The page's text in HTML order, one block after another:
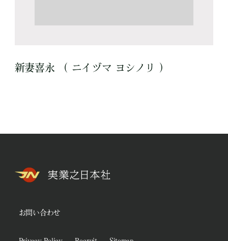
新妻喜永 （ ニイヅマ ヨシノリ ）
お問い合わせ